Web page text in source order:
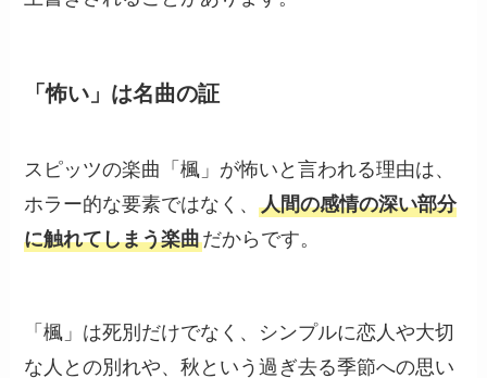
「怖い」は名曲の証
スピッツの楽曲「楓」が怖いと言われる理由は、
ホラー的な要素ではなく、人間の感情の深い部分
に触れてしまう楽曲だからです。
「楓」は死別だけでなく、シンプルに恋人や大切
な人との別れや、秋という過ぎ去る季節への思い